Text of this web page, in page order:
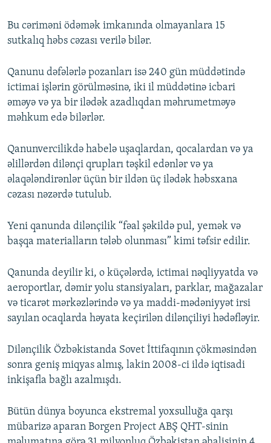
Bu cəriməni ödəmək imkanında olmayanlara 15
sutkalıq həbs cəzası verilə bilər.
Qanunu dəfələrlə pozanları isə 240 gün müddətində
ictimai işlərin görülməsinə, iki il müddətinə icbari
əməyə və ya bir ilədək azadlıqdan məhrumetməyə
məhkum edə bilərlər.
Qanunvercilikdə habelə uşaqlardan, qocalardan və ya
əlillərdən dilənçi qrupları təşkil edənlər və ya
əlaqələndirənlər üçün bir ildən üç ilədək həbsxana
cəzası nəzərdə tutulub.
Yeni qanunda dilənçilik “fəal şəkildə pul, yemək və
başqa materialların tələb olunması” kimi təfsir edilir.
Qanunda deyilir ki, o küçələrdə, ictimai nəqliyyatda və
aeroportlar, dəmir yolu stansiyaları, parklar, mağazalar
və ticarət mərkəzlərində və ya maddi-mədəniyyət irsi
sayılan ocaqlarda həyata keçirilən dilənçiliyi hədəfləyir.
Dilənçilik Özbəkistanda Sovet İttifaqının çökməsindən
sonra geniş miqyas almış, lakin 2008-ci ildə iqtisadi
inkişafla bağlı azalmışdı.
Bütün dünya boyunca ekstremal yoxsulluğa qarşı
mübarizə aparan Borgen Project ABŞ QHT-sinin